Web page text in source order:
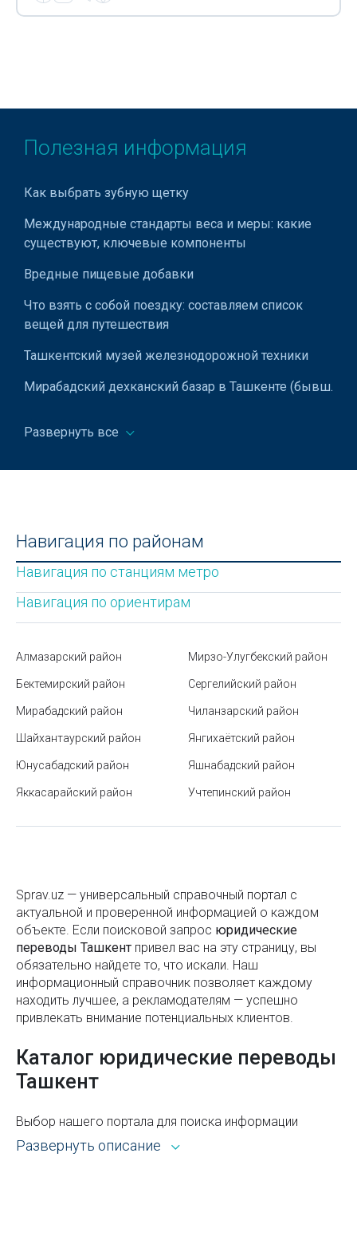
Полезная информация
Как выбрать зубную щетку
Международные стандарты веса и меры: какие
существуют, ключевые компоненты
Вредные пищевые добавки
Что взять с собой поездку: составляем список
вещей для путешествия
Ташкентский музей железнодорожной техники
Мирабадский дехканский базар в Ташкенте (бывш.
Как составить резюме для устройства на работу
Как получить шенгенскую визу в Узбекистане:
Узбекистане
Сочетания клавиш в Excel
Парк Magic City в Ташкенте
Что делать на пенсии: хобби и работа для
пенсионеров
В вашей квартире прописаны чужие люди: что
делать
Станция метро «Амир Темур хиёбони» («Сквер
обучению персонала
Как узнать размер кольца: таблица и полезные
советы
Курс узбекского сума в 2022 году
Международная система единиц (СИ)
Правила пользования лифтом: безопасность,
этикет и комфорт
Театр Марка Вайля «Ильхом» в Ташкенте
Станция метро Мирзо Улугбек
Расписание рейсов в аэропорту Ташкента
Как сочетать цвета в одежде: полное руководство
Развернуть все
Навигация по районам
Навигация по станциям метро
Навигация по ориентирам
Алмазарский район
Бектемирский район
Мирабадский район
Мирзо-Улугбекский район
Сергелийский район
Чиланзарский район
Шайхантаурский район
Юнусабадский район
Яккасарайский район
Янгихаётский район
Яшнабадский район
Учтепинский район
Sprav.uz — универсальный справочный портал с
актуальной и проверенной информацией о каждом
объекте. Если поисковой запроc юридические
переводы Ташкент привел вас на эту страницу, вы
обязательно найдете то, что искали. Наш
информационный справочник позволяет каждому
находить лучшее, а рекламодателям — успешно
привлекать внимание потенциальных клиентов.
Каталог юридические переводы
Ташкент
Выбор нашего портала для поиска информации
открывает широкие возможности. Каталог Sprav для
пользователей и рекламодателей — это:
Развернуть описание